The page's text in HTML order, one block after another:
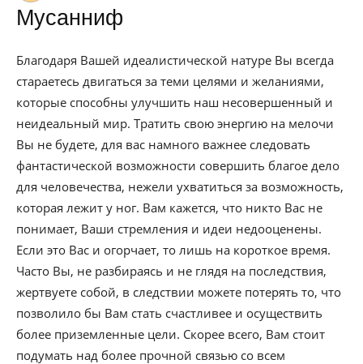
Мусанниф
Благодаря Вашей идеалистической натуре Вы всегда
стараетесь двигаться за теми целями и желаниями,
которые способны улучшить наш несовершенный и
неидеальный мир. Тратить свою энергию на мелочи
Вы не будете, для вас намного важнее следовать
фантастической возможности совершить благое дело
для человечества, нежели ухватиться за возможность,
которая лежит у ног. Вам кажется, что никто Вас не
понимает, Ваши стремления и идеи недооценены.
Если это Вас и огорчает, то лишь на короткое время.
Часто Вы, не разбираясь и не глядя на последствия,
жертвуете собой, в следствии можете потерять то, что
позволило бы Вам стать счастливее и осуществить
более приземленные цели. Скорее всего, Вам стоит
подумать над более прочной связью со всем